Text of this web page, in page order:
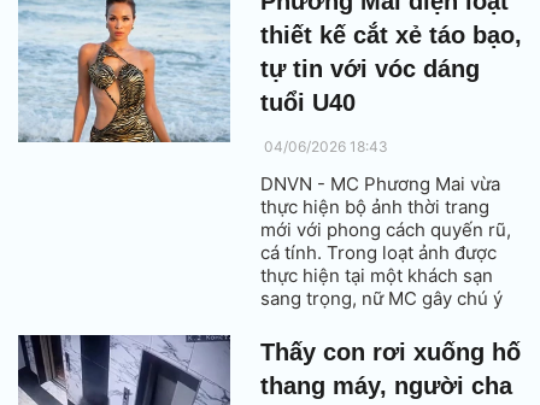
diệu.
thiết kế cắt xẻ táo bạo,
tự tin với vóc dáng
tuổi U40
04/06/2026 18:43
DNVN - MC Phương Mai vừa
thực hiện bộ ảnh thời trang
mới với phong cách quyến rũ,
cá tính. Trong loạt ảnh được
thực hiện tại một khách sạn
sang trọng, nữ MC gây chú ý
cắt xẻ táo bạo, khoe vòng eo
săn chắc cùng cơ bụng rõ nét.
Thấy con rơi xuống hố
thang máy, người cha